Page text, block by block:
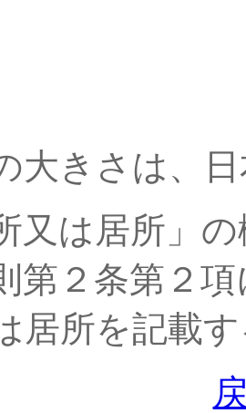
大きさは、
は居所」の
第２条第２
居所を記載